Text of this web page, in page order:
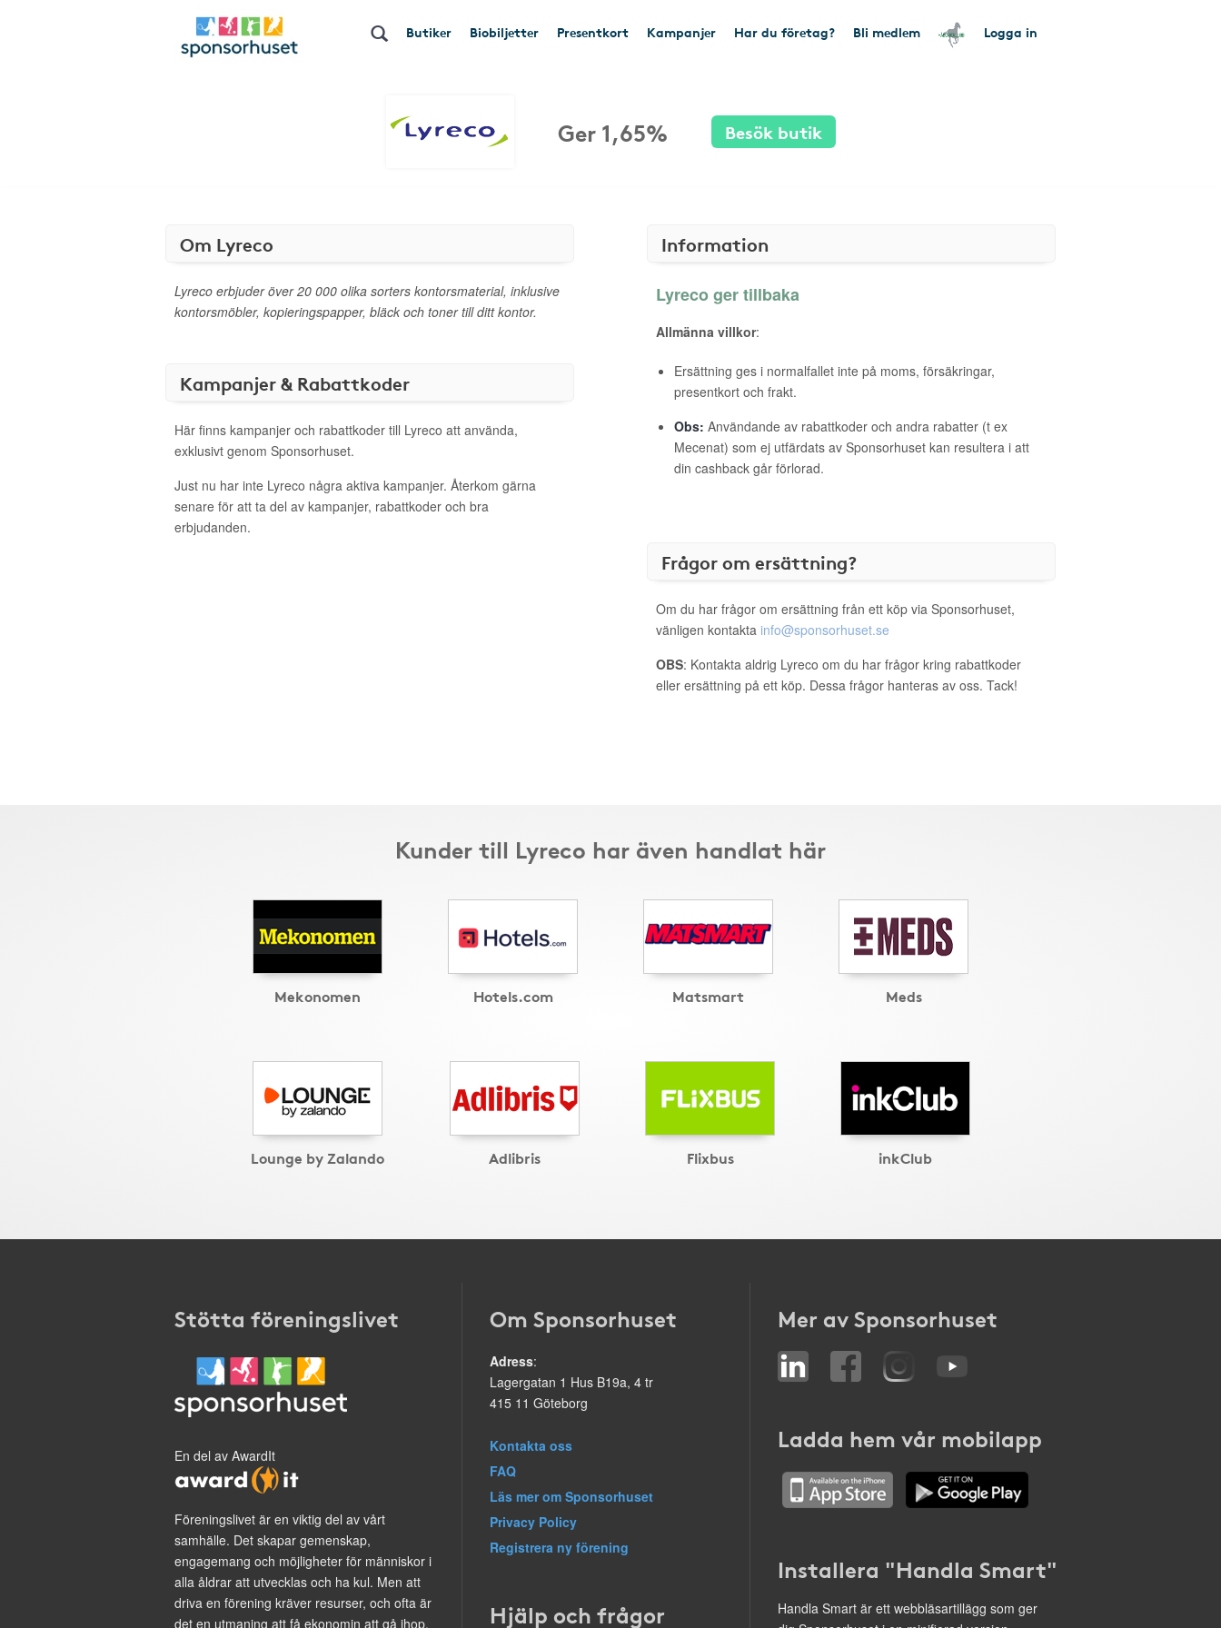
Butiker Biobiljetter Presentkort Kampanjer Har du företag? Bli medlem Logga in
Ger 1,65% Besök butik
Om Lyreco
Lyreco erbjuder över 20 000 olika sorters kontorsmaterial, inklusive
kontorsmöbler, kopieringspapper, bläck och toner till ditt kontor.
Kampanjer & Rabattkoder
Här finns kampanjer och rabattkoder till Lyreco att använda,
exklusivt genom Sponsorhuset.
Just nu har inte Lyreco några aktiva kampanjer. Återkom gärna
senare för att ta del av kampanjer, rabattkoder och bra
erbjudanden.
Information
Lyreco ger tillbaka
Allmänna villkor:
Ersättning ges i normalfallet inte på moms, försäkringar,
presentkort och frakt.
Obs: Användande av rabattkoder och andra rabatter (t ex
Mecenat) som ej utfärdats av Sponsorhuset kan resultera i att
din cashback går förlorad.
Frågor om ersättning?
Om du har frågor om ersättning från ett köp via Sponsorhuset,
vänligen kontakta info@sponsorhuset.se
OBS: Kontakta aldrig Lyreco om du har frågor kring rabattkoder
eller ersättning på ett köp. Dessa frågor hanteras av oss. Tack!
Kunder till Lyreco har även handlat här
Mekonomen Hotels.com Matsmart Meds
Lounge by Zalando Adlibris Flixbus inkClub
Stötta föreningslivet
En del av AwardIt
Föreningslivet är en viktig del av vårt
samhälle. Det skapar gemenskap,
engagemang och möjligheter för människor i
alla åldrar att utvecklas och ha kul. Men att
driva en förening kräver resurser, och ofta är
det en utmaning att få ekonomin att gå ihop.
Om Sponsorhuset
Adress:
Lagergatan 1 Hus B19a, 4 tr
415 11 Göteborg
Kontakta oss
FAQ
Läs mer om Sponsorhuset
Privacy Policy
Registrera ny förening
Hjälp och frågor
Mer av Sponsorhuset
Ladda hem vår mobilapp
Installera "Handla Smart"
Handla Smart är ett webbläsartillägg som ger